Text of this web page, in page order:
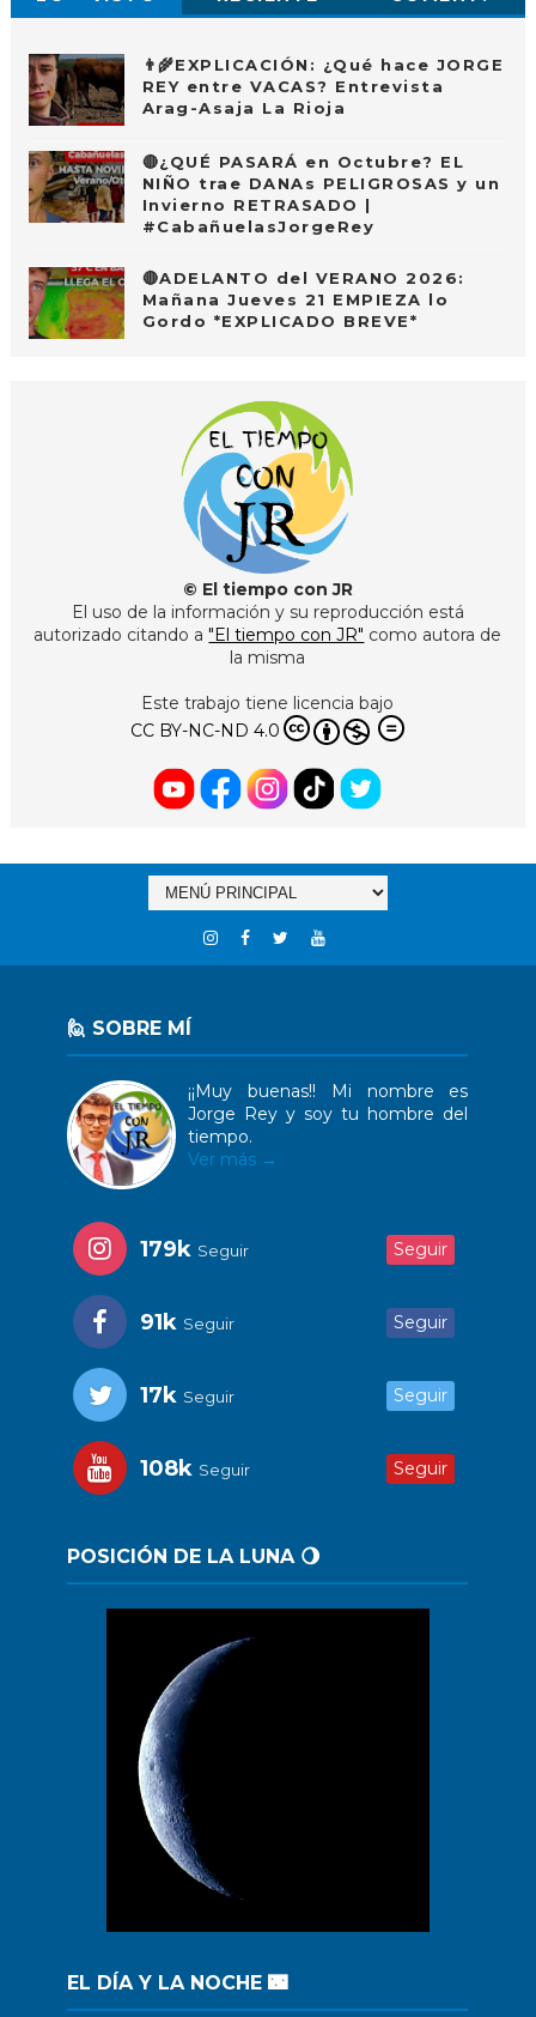
👨‍🌾EXPLICACIÓN: ¿Qué hace JORGE
REY entre VACAS? Entrevista
Arag-Asaja La Rioja
🔴¿QUÉ PASARÁ en Octubre? EL
NIÑO trae DANAs PELIGROSAS y un
Invierno RETRASADO |
#CabañuelasJorgeRey
🔴ADELANTO del VERANO 2026:
Mañana Jueves 21 EMPIEZA lo
Gordo *EXPLICADO BREVE*
© El tiempo con JR
El uso de la información y su reproducción está
autorizado citando a "El tiempo con JR" como autora de
la misma
Este trabajo tiene licencia bajo
CC BY-NC-ND 4.0
🙋 SOBRE MÍ
¡¡Muy buenas!! Mi nombre es
Jorge Rey y soy tu hombre del
tiempo.
Ver más →
179k Seguir Seguir
91k Seguir Seguir
17k Seguir Seguir
108k Seguir Seguir
POSICIÓN DE LA LUNA 🌖
EL DÍA Y LA NOCHE 🌃